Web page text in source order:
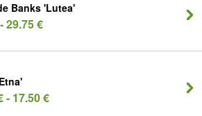
Banks 'Lutea'
29.75 €
- 17.50 €